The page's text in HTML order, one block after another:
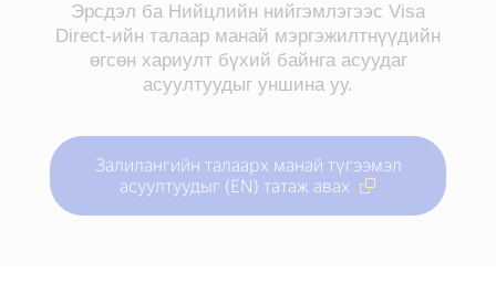
Эрсдэл ба Нийцлийн нийгэмлэгээс Visa
Direct-ийн талаар манай мэргэжилтнүүдийн
өгсөн хариулт бүхий байнга асуудаг
асуултуудыг уншина уу.
Залилангийн талаарх манай түгээмэл
асуултуудыг (EN) татаж авах